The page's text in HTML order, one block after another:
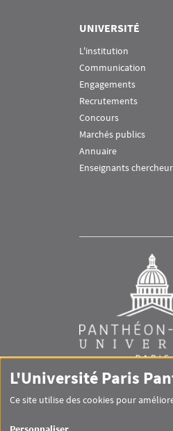
UNIVERSITÉ
L'institution
Communication
Engagements
Recrutements
Concours
Marchés publics
Annuaire
Enseignants
L'Université Paris
Ce site utilise des cookies pour